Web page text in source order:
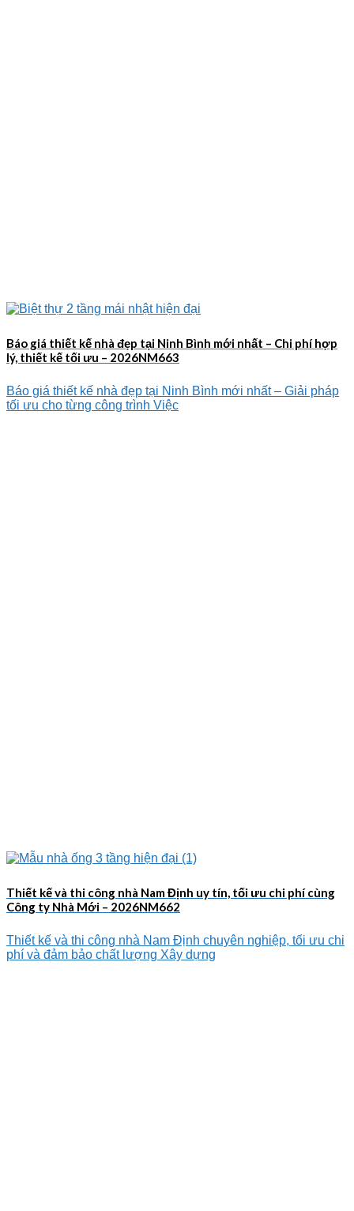
Báo giá thiết kế nhà đẹp tại Ninh Bình mới nhất – Chi phí hợp
lý, thiết kế tối ưu – 2026NM663
Báo giá thiết kế nhà đẹp tại Ninh Bình mới nhất – Giải pháp
tối ưu cho từng công trình Việc
Thiết kế và thi công nhà Nam Định uy tín, tối ưu chi phí cùng
Công ty Nhà Mới – 2026NM662
Thiết kế và thi công nhà Nam Định chuyên nghiệp, tối ưu chi
phí và đảm bảo chất lượng Xây dựng